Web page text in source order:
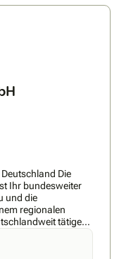
Die
Ihr bundesweiter
und die
regionalen
tätigen
und
und